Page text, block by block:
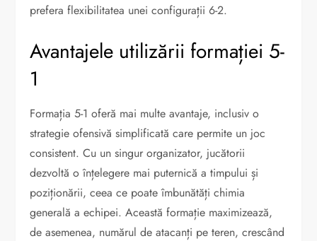
prefera flexibilitatea unei configurații 6-2.
Avantajele utilizării formației 5-
1
Formația 5-1 oferă mai multe avantaje, inclusiv o
strategie ofensivă simplificată care permite un joc
consistent. Cu un singur organizator, jucătorii
dezvoltă o înțelegere mai puternică a timpului și
poziționării, ceea ce poate îmbunătăți chimia
generală a echipei. Această formație maximizează,
de asemenea, numărul de atacanți pe teren, crescând